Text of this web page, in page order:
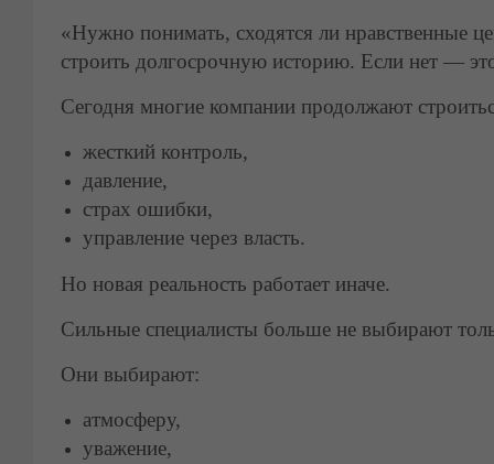
«Нужно понимать, сходятся ли нравственные
строить долгосрочную историю. Если нет —
Сегодня многие компании продолжают
жесткий контроль,
давление,
страх ошибки,
управление через власть.
Но новая реальность работает иначе.
Сильные специалисты больше не выбирают
Они выбирают:
атмосферу,
уважение,